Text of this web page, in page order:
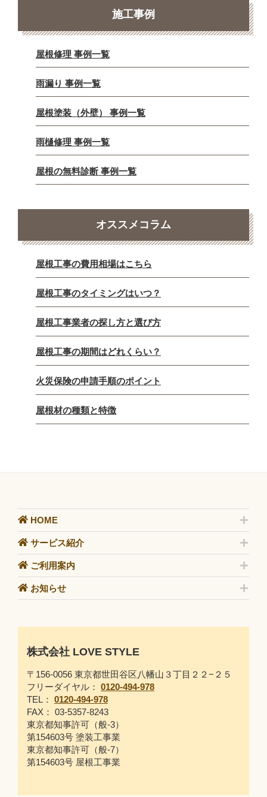
施工事例
屋根修理 事例一覧
雨漏り 事例一覧
屋根塗装（外壁） 事例一覧
雨樋修理 事例一覧
屋根の無料診断 事例一覧
オススメコラム
屋根工事の費用相場はこちら
屋根工事のタイミングはいつ？
屋根工事業者の探し方と選び方
屋根工事の期間はどれくらい？
火災保険の申請手順のポイント
屋根材の種類と特徴
HOME
サービス紹介
ご利用案内
お知らせ
株式会社 LOVE STYLE
〒156-0056 東京都世田谷区八幡山３丁目２２−２５
フリーダイヤル： 0120-494-978
TEL： 0120-494-978
FAX： 03-5357-8243
東京都知事許可（般-3）
第154603号 塗装工事業
東京都知事許可（般-7）
第154603号 屋根工事業